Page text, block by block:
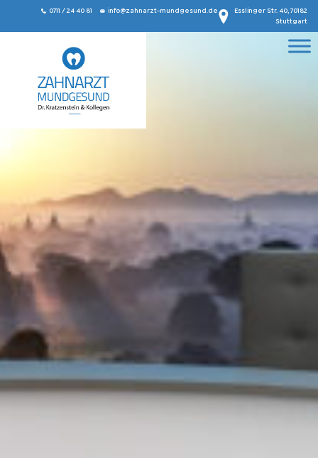
0711 / 24 40 81 info@zahnarzt-mundgesund.de Esslinger Str. 40, 70182
Stuttgart